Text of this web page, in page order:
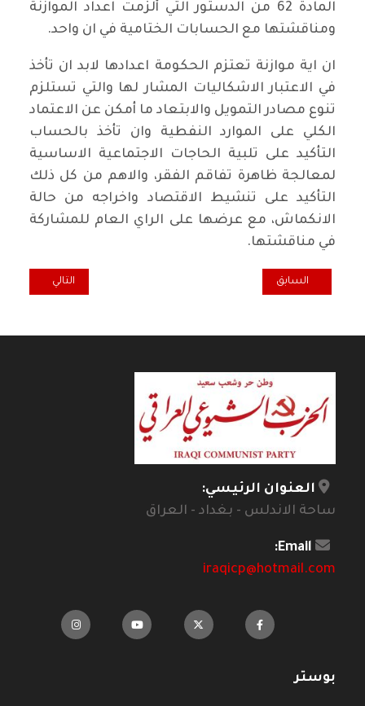
المادة 62 من الدستور التي ألزمت اعداد الموازنة
ومناقشتها مع الحسابات الختامية في ان واحد.
ان اية موازنة تعتزم الحكومة اعدادها لابد ان تأخذ
في الاعتبار الاشكاليات المشار لها والتي تستلزم
تنوع مصادر التمويل والابتعاد ما أمكن عن الاعتماد
الكلي على الموارد النفطية وان تأخذ بالحساب
التأكيد على تلبية الحاجات الاجتماعية الاساسية
لمعالجة ظاهرة تفاقم الفقر، والاهم من كل ذلك
التأكيد على تنشيط الاقتصاد واخراجه من حالة
الانكماش، مع عرضها على الراي العام للمشاركة
في مناقشتها.
المقال السابق: دور الشباب والنساء في انتفاضة تشرين
السابق المقال التالي:
التالي
العنوان الرئيسي:
ساحة الاندلس - بغداد - العراق
Email:
iraqicp@hotmail.com
بوستر